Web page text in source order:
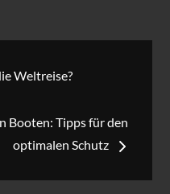
Weltreise?
Booten: Tipps für den
optimalen Schutz